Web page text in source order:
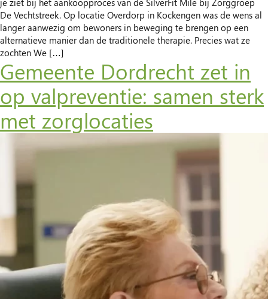
je ziet bij het aankoopproces van de SilverFit Mile bij Zorggroep
De Vechtstreek. Op locatie Overdorp in Kockengen was de wens al
langer aanwezig om bewoners in beweging te brengen op een
alternatieve manier dan de traditionele therapie. Precies wat ze
zochten We […]
Gemeente Dordrecht zet in
op valpreventie: samen sterk
met zorglocaties